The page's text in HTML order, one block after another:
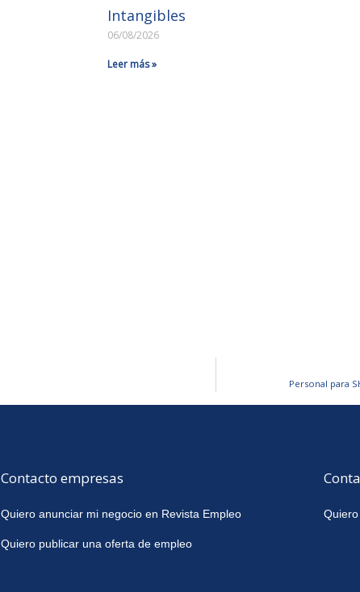
Intangibles
06/08/2026
Leer más »
Personal para
Contacto empresas
Quiero anunciar mi negocio en Revista Empleo
Quiero publicar una oferta de empleo